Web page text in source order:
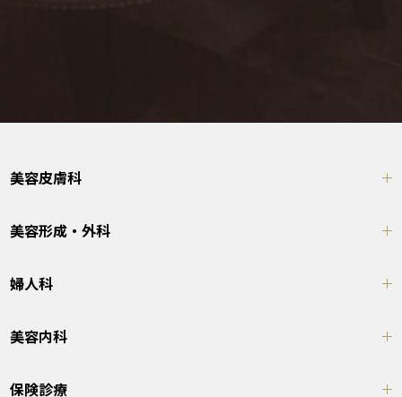
美容皮膚科
美容形成・外科
婦人科
美容内科
保険診療